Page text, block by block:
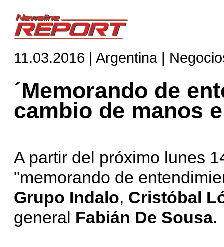
11.03.2016 | Argentina |
´Memorando de
cambio de manos
A partir del próximo lunes
"memorando de
Grupo Indalo, Cristóbal
general Fabián De Sousa.